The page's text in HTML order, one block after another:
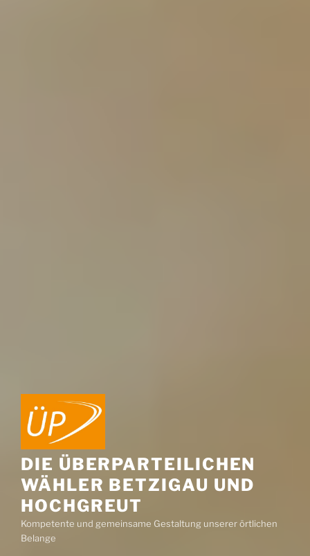
DIE ÜBERPARTEILICHEN
WÄHLER BETZIGAU UND
HOCHGREUT
Kompetente und gemeinsame Gestaltung unserer örtlichen
Belange